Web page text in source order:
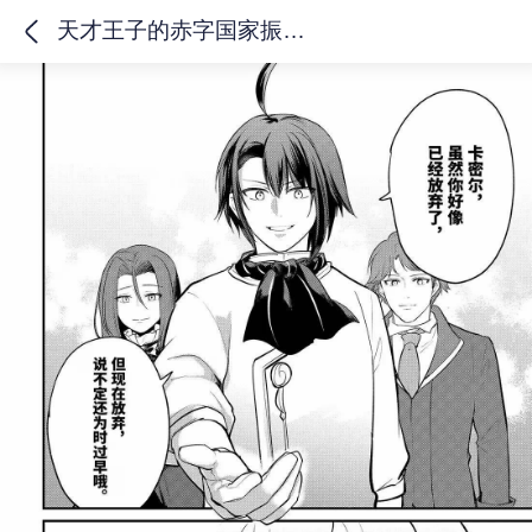
天才王子的赤字国家振兴术